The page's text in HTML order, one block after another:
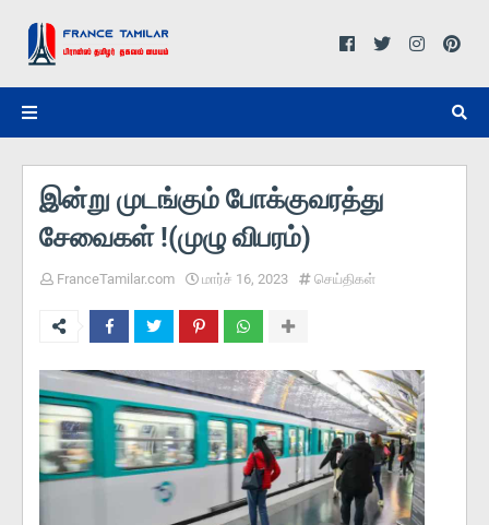
இன்று முடங்கும் போக்குவரத்து
சேவைகள் !(முழு விபரம்)
FranceTamilar.com மார்ச் 16, 2023 செய்திகள்